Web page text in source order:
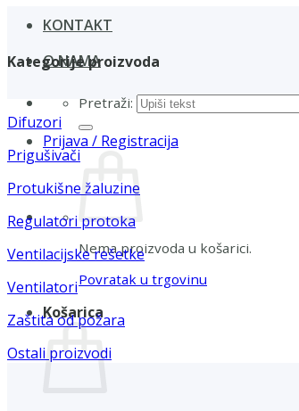
KONTAKT
O NAMA
Pretraži:
Prijava / Registracija
Nema proizvoda u košarici.
Povratak u trgovinu
Košarica
Kategorije proizvoda
Difuzori
Prigušivači
Protukišne žaluzine
Regulatori protoka
Ventilacijske rešetke
Ventilatori
Zaštita od požara
Ostali proizvodi